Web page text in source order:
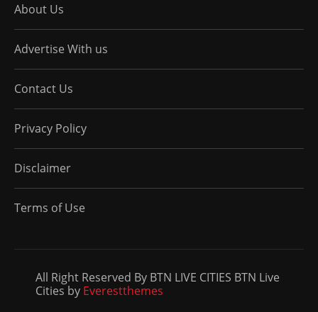
About Us
Advertise With us
Contact Us
Privacy Policy
Disclaimer
Terms of Use
All Right Reserved By BTN LIVE CITIES BTN Live
Cities by Everestthemes